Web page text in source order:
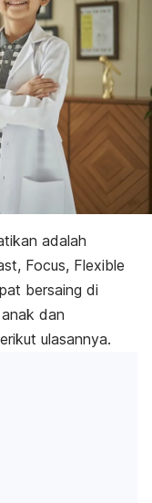
adalah
Focus, Flexible
bersaing di
dan
ulasannya.